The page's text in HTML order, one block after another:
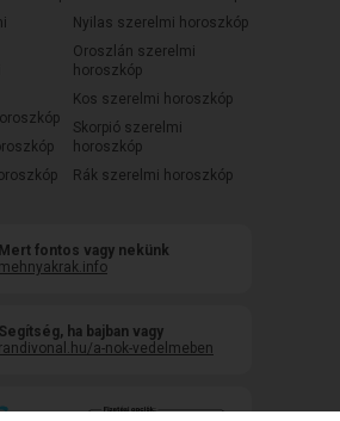
Nyilas szerelmi horoszkóp
Oroszlán szerelmi
horoszkóp
Kos szerelmi horoszkóp
Skorpió szerelmi
horoszkóp
Rák szerelmi horoszkóp
Mert fontos vagy nekünk
mehnyakrak.info
Segítség, ha bajban vagy
randivonal.hu/a-nok-vedelmeben